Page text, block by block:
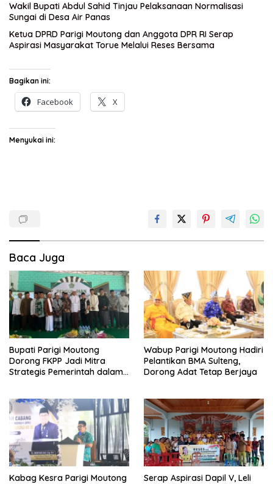
Wakil Bupati Abdul Sahid Tinjau Pelaksanaan Normalisasi
Sungai di Desa Air Panas
Ketua DPRD Parigi Moutong dan Anggota DPR RI Serap
Aspirasi Masyarakat Torue Melalui Reses Bersama
Bagikan ini:
Facebook X
Menyukai ini:
Baca Juga
Bupati Parigi Moutong
Dorong FKPP Jadi Mitra
Strategis Pemerintah dalam
Wabup Parigi Moutong Hadiri
Pelantikan BMA Sulteng,
Dorong Adat Tetap Berjaya
Kabag Kesra Parigi Moutong
Serap Aspirasi Dapil V, Leli